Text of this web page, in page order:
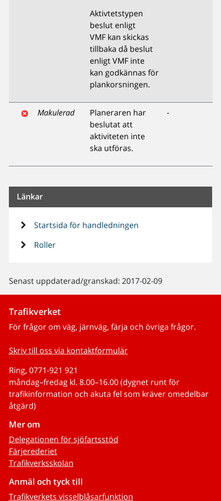
Aktivtetstypen
beslut enligt
VMF kan skickas
tillbaka då beslut
enligt VMF inte
kan godkännas för
plankorsningen.
Makulerad
Planeraren har
beslutat att
aktiviteten inte
ska utföras.
-
Länkar
Startsida för handledningen
Roller
Senast uppdaterad/granskad: 2017-02-09
Trafikverket
För frågor om väg, järnväg, färja och övriga frågor.
Skriv till oss via kontaktformulär
Ring, 0771-921 921
måndag–fredag kl. 8.00–16.00 (dygnet runt för
trafikinformation och akuta fel som kräver omedelbar
åtgärd)
Mer om
Delegationen för sjöfartsstöd
Färjerederiet
Trafikverksskolan
Anmäl och tyck till
Trafikverkets visselblåsarfunktion